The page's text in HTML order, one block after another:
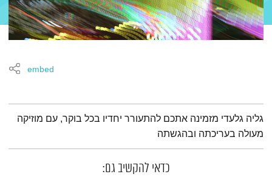
embed
תמצית הפודקאסט
גליה גלעדי מזמינה אתכם להתעורר יחדיו בכל בוקר, עם מוזיקה
מעולה בעריכתה ובהגשתה
כדאי להקשיב גם: